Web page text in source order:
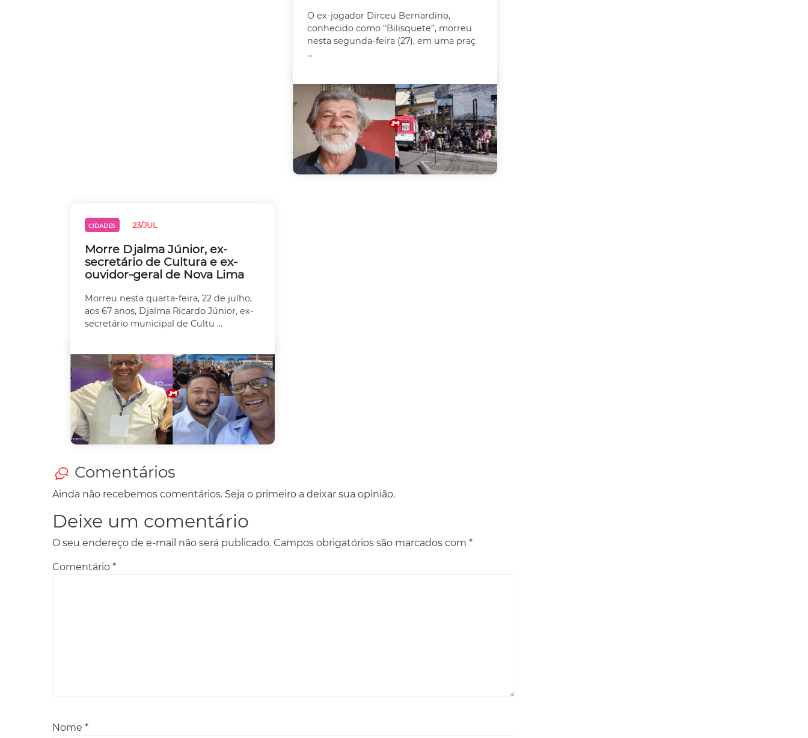
O ex-jogador Dirceu Bernardino,
conhecido como “Bilisquete”, morreu
nesta segunda-feira (27), em uma praç
...
CIDADES 23/JUL
Morre Djalma Júnior, ex-
secretário de Cultura e ex-
ouvidor-geral de Nova Lima
Morreu nesta quarta-feira, 22 de julho,
aos 67 anos, Djalma Ricardo Júnior, ex-
secretário municipal de Cultu ...
Comentários
Ainda não recebemos comentários. Seja o primeiro a deixar sua opinião.
Deixe um comentário
O seu endereço de e-mail não será publicado. Campos obrigatórios são marcados com *
Comentário *
Nome *